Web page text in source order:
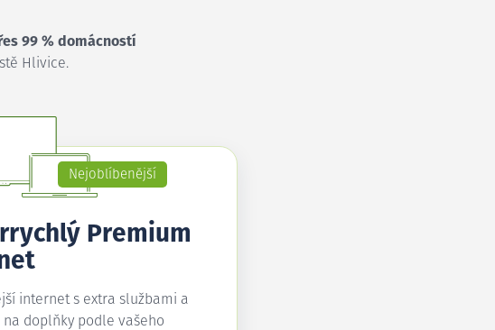
99 % domácností
Hlivice.
Nejoblíbenější
Premium
internet s extra službami a
na doplňky podle vašeho